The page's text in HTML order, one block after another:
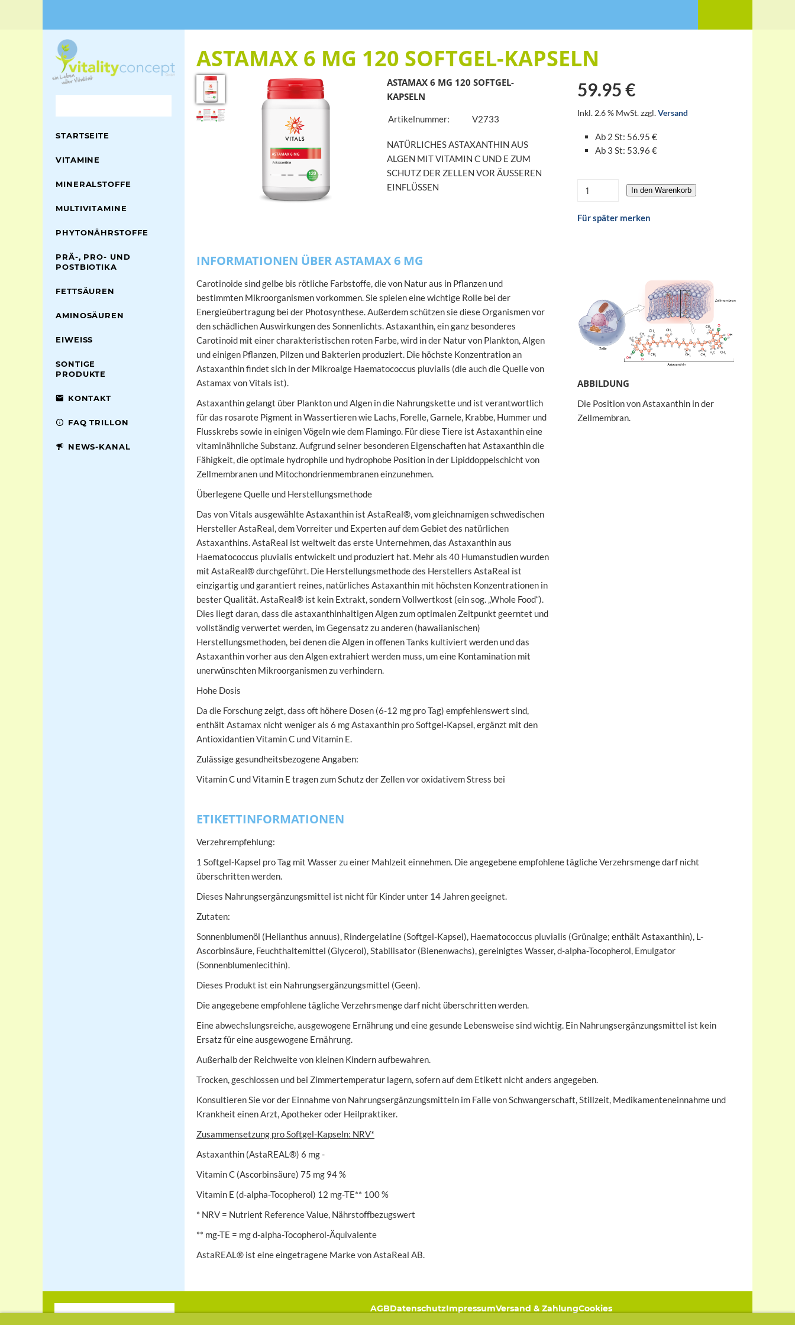
STARTSEITE
VITAMINE
MINERALSTOFFE
MULTIVITAMINE
PHYTONÄHRSTOFFE
PRÄ-, PRO- UND
POSTBIOTIKA
FETTSÄUREN
AMINOSÄUREN
EIWEISS
SONTIGE
PRODUKTE
KONTAKT
FAQ TRILLON
NEWS-KANAL
ASTAMAX 6 MG 120 SOFTGEL-KAPSELN
ASTAMAX 6 MG 120 SOFTGEL-
KAPSELN
Artikelnummer: V2733
NATÜRLICHES ASTAXANTHIN AUS
ALGEN MIT VITAMIN C UND E ZUM
SCHUTZ DER ZELLEN VOR ÄUSSEREN
EINFLÜSSEN
59.95 €
Inkl. 2.6 % MwSt. zzgl.Versand
Ab 2 St: 56.95 €
Ab 3 St: 53.96 €
In den Warenkorb
Für später merken
INFORMATIONEN ÜBER ASTAMAX 6 MG
ABBILDUNG
Die Position von Astaxanthin in der
Zellmembran.
Carotinoide sind gelbe bis rötliche Farbstoffe, die von Natur aus in Pflanzen und
bestimmten Mikroorganismen vorkommen. Sie spielen eine wichtige Rolle bei der
Energieübertragung bei der Photosynthese. Außerdem schützen sie diese Organismen vor
den schädlichen Auswirkungen des Sonnenlichts. Astaxanthin, ein ganz besonderes
Carotinoid mit einer charakteristischen roten Farbe, wird in der Natur von Plankton, Algen
und einigen Pflanzen, Pilzen und Bakterien produziert. Die höchste Konzentration an
Astaxanthin findet sich in der Mikroalge Haematococcus pluvialis (die auch die Quelle von
Astamax von Vitals ist).
Astaxanthin gelangt über Plankton und Algen in die Nahrungskette und ist verantwortlich
für das rosarote Pigment in Wassertieren wie Lachs, Forelle, Garnele, Krabbe, Hummer und
Flusskrebs sowie in einigen Vögeln wie dem Flamingo. Für diese Tiere ist Astaxanthin eine
vitaminähnliche Substanz. Aufgrund seiner besonderen Eigenschaften hat Astaxanthin die
Fähigkeit, die optimale hydrophile und hydrophobe Position in der Lipiddoppelschicht von
Zellmembranen und Mitochondrienmembranen einzunehmen.
Überlegene Quelle und Herstellungsmethode
Das von Vitals ausgewählte Astaxanthin ist AstaReal®, vom gleichnamigen schwedischen
Hersteller AstaReal, dem Vorreiter und Experten auf dem Gebiet des natürlichen
Astaxanthins. AstaReal ist weltweit das erste Unternehmen, das Astaxanthin aus
Haematococcus pluvialis entwickelt und produziert hat. Mehr als 40 Humanstudien wurden
mit AstaReal® durchgeführt. Die Herstellungsmethode des Herstellers AstaReal ist
einzigartig und garantiert reines, natürliches Astaxanthin mit höchsten Konzentrationen in
bester Qualität. AstaReal® ist kein Extrakt, sondern Vollwertkost (ein sog. „Whole Food“).
Dies liegt daran, dass die astaxanthinhaltigen Algen zum optimalen Zeitpunkt geerntet und
vollständig verwertet werden, im Gegensatz zu anderen (hawaiianischen)
Herstellungsmethoden, bei denen die Algen in offenen Tanks kultiviert werden und das
Astaxanthin vorher aus den Algen extrahiert werden muss, um eine Kontamination mit
unerwünschten Mikroorganismen zu verhindern.
Hohe Dosis
Da die Forschung zeigt, dass oft höhere Dosen (6-12 mg pro Tag) empfehlenswert sind,
enthält Astamax nicht weniger als 6 mg Astaxanthin pro Softgel-Kapsel, ergänzt mit den
Antioxidantien Vitamin C und Vitamin E.
Zulässige gesundheitsbezogene Angaben:
Vitamin C und Vitamin E tragen zum Schutz der Zellen vor oxidativem Stress bei
ETIKETTINFORMATIONEN
Verzehrempfehlung:
1 Softgel-Kapsel pro Tag mit Wasser zu einer Mahlzeit einnehmen. Die angegebene empfohlene tägliche Verzehrsmenge darf nicht
überschritten werden.
Dieses Nahrungsergänzungsmittel ist nicht für Kinder unter 14 Jahren geeignet.
Zutaten:
Sonnenblumenöl (Helianthus annuus), Rindergelatine (Softgel-Kapsel), Haematococcus pluvialis (Grünalge; enthält Astaxanthin), L-
Ascorbinsäure, Feuchthaltemittel (Glycerol), Stabilisator (Bienenwachs), gereinigtes Wasser, d-alpha-Tocopherol, Emulgator
(Sonnenblumenlecithin).
Dieses Produkt ist ein Nahrungsergänzungsmittel (Geen).
Die angegebene empfohlene tägliche Verzehrsmenge darf nicht überschritten werden.
Eine abwechslungsreiche, ausgewogene Ernährung und eine gesunde Lebensweise sind wichtig. Ein Nahrungsergänzungsmittel ist kein
Ersatz für eine ausgewogene Ernährung.
Außerhalb der Reichweite von kleinen Kindern aufbewahren.
Trocken, geschlossen und bei Zimmertemperatur lagern, sofern auf dem Etikett nicht anders angegeben.
Konsultieren Sie vor der Einnahme von Nahrungsergänzungsmitteln im Falle von Schwangerschaft, Stillzeit, Medikamenteneinnahme und
Krankheit einen Arzt, Apotheker oder Heilpraktiker.
Zusammensetzung proSoftgel-Kapseln: NRV*
Astaxanthin (AstaREAL®) 6 mg -
Vitamin C (Ascorbinsäure) 75 mg 94 %
Vitamin E (d-alpha-Tocopherol) 12 mg-TE** 100 %
* NRV = Nutrient Reference Value, Nährstoffbezugswert
** mg-TE = mg d-alpha-Tocopherol-Äquivalente
AstaREAL® ist eine eingetragene Marke von AstaReal AB.
AGBDatenschutzImpressumVersand & ZahlungCookies